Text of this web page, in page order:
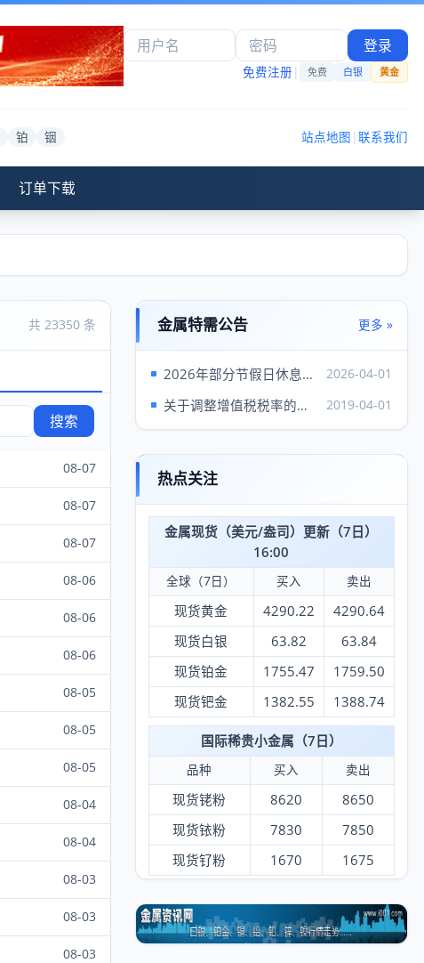
登录
免费注册 | 免费 白银 黄金
铂 铟 站点地图 | 联系我们
订单下载
共 23350 条
搜索
08-07
08-07
08-07
08-06
08-06
08-06
08-05
08-05
08-05
08-04
08-04
08-03
08-03
08-03
金属特需公告 更多 »
2026年部分节假日休息安排 2026-04-01
关于调整增值税税率的通知 2019-04-01
热点关注
金属现货（美元/盎司）更新（7日）
16:00
全球（7日） 买入 卖出
现货黄金 4290.22
4290.64
现货白银
63.82
63.84
现货铂金
1755.47
1759.50
现货钯金
1382.55 1388.74
国际稀贵小金属（7日）
品种 买入 卖出
现货铑粉 8620
8650
现货铱粉
7830
7850
现货钌粉
1670 1675
黄金 4250.90
4252.90